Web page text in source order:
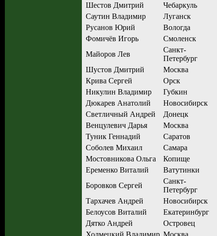
Шестов Дмитрий
Чебаркуль
Саутин Владимир
Луганск
Русанов Юрий
Вологда
Фомичёв Игорь
Смоленск
Майоров Лев
Санкт-
Петербург
Шустов Дмитрий
Москва
Крива Сергей
Орск
Никулин Владимир
Губкин
Дюкарев Анатолий
Новосибирск
Светличный Андрей
Донецк
Венцулевич Дарья
Москва
Туник Геннадий
Саратов
Соболев Михаил
Самара
Мостовникова Ольга
Копище
Еременко Виталий
Ватутинки
Боровков Сергей
Санкт-
Петербург
Тархачев Андрей
Новосибирск
Белоусов Виталий
Екатеринбург
Дятко Андрей
Островец
Холмецкий Владимир Москва